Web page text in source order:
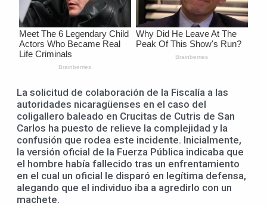
La solicitud de colaboración de la Fiscalía a las
autoridades nicaragüenses en el caso del
coligallero baleado en Crucitas de Cutris de San
Carlos ha puesto de relieve la complejidad y la
confusión que rodea este incidente. Inicialmente,
la versión oficial de la Fuerza Pública indicaba que
el hombre había fallecido tras un enfrentamiento
en el cual un oficial le disparó en legítima defensa,
alegando que el individuo iba a agredirlo con un
machete.